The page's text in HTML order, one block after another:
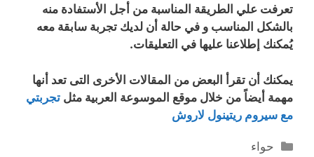
تعرفت علي الطريقة المناسبة من أجل الأستفادة منه
بالشكل المناسب و في حالة أن لديك تجربة سابقة معه
يُمكنك إطلاعنا عليها في التعليقات.
يمكنك أن تقرأ البعض من المقالات الأخرى التى تعد أنها
مهمة أيضاً من خلال موقع الموسوعة العربية مثل تجربتي
مع سيروم ريتينول لاروش
التصنيفات
حواء